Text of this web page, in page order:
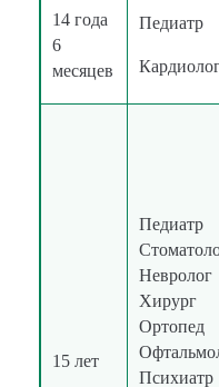
14 года
6
месяцев
Педиатр
15 лет
Хирург
Психиатр